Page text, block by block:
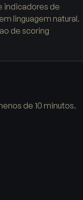
indicadores de
linguagem natural.
de scoring
de 10 minutos.